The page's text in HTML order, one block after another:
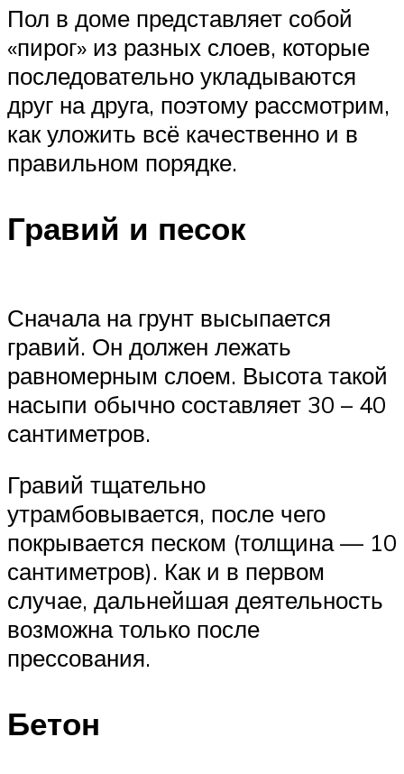
Пол в доме представляет собой
«пирог» из разных слоев, которые
последовательно укладываются
друг на друга, поэтому рассмотрим,
как уложить всё качественно и в
правильном порядке.
Гравий и песок
Сначала на грунт высыпается
гравий. Он должен лежать
равномерным слоем. Высота такой
насыпи обычно составляет 30 – 40
сантиметров.
Гравий тщательно
утрамбовывается, после чего
покрывается песком (толщина — 10
сантиметров). Как и в первом
случае, дальнейшая деятельность
возможна только после
прессования.
Бетон